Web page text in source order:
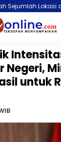
Usut Dugaan
Negeri,
untuk